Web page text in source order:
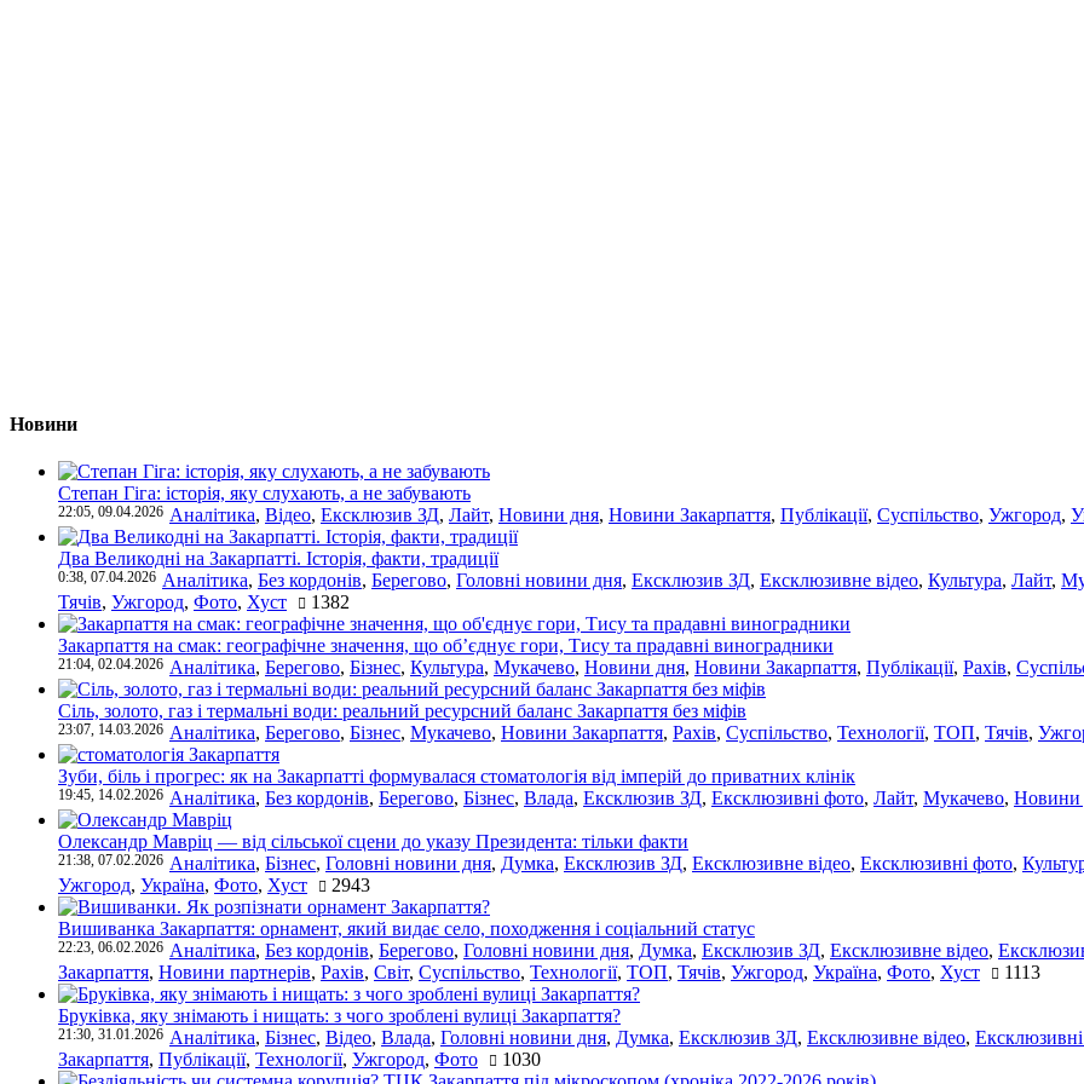
Новини
Степан Гіга: історія, яку слухають, а не забувають
22:05, 09.04.2026 Аналітика, Відео, Ексклюзив ЗД, Лайт, Новини дня, Новини Закарпаття, Публікації, Суспільство, Ужгород,
Два Великодні на Закарпатті. Історія, факти, традиції
0:38, 07.04.2026 Аналітика, Без кордонів, Берегово, Головні новини дня, Ексклюзив ЗД, Ексклюзивне відео, Культура, Лайт,
Тячів, Ужгород, Фото, Хуст 1382
Закарпаття на смак: географічне значення, що об’єднує гори, Тису та прадавні виноградники
21:04, 02.04.2026 Аналітика, Берегово, Бізнес, Культура, Мукачево, Новини дня, Новини Закарпаття, Публікації, Рахів,
Сіль, золото, газ і термальні води: реальний ресурсний баланс Закарпаття без міфів
23:07, 14.03.2026 Аналітика, Берегово, Бізнес, Мукачево, Новини Закарпаття, Рахів, Суспільство, Технології, ТОП, Тячів,
Зуби, біль і прогрес: як на Закарпатті формувалася стоматологія від імперій до приватних клінік
19:45, 14.02.2026 Аналітика, Без кордонів, Берегово, Бізнес, Влада, Ексклюзив ЗД, Ексклюзивні фото, Лайт, Мукачево, Новини
Олександр Мавріц — від сільської сцени до указу Президента: тільки факти
21:38, 07.02.2026 Аналітика, Бізнес, Головні новини дня, Думка, Ексклюзив ЗД, Ексклюзивне відео, Ексклюзивні фото,
Ужгород, Україна, Фото, Хуст 2943
Вишиванка Закарпаття: орнамент, який видає село, походження і соціальний статус
22:23, 06.02.2026 Аналітика, Без кордонів, Берегово, Головні новини дня, Думка, Ексклюзив ЗД, Ексклюзивне відео,
Закарпаття, Новини партнерів, Рахів, Світ, Суспільство, Технології, ТОП, Тячів, Ужгород, Україна, Фото, Хуст 1113
Бруківка, яку знімають і нищать: з чого зроблені вулиці Закарпаття?
21:30, 31.01.2026 Аналітика, Бізнес, Відео, Влада, Головні новини дня, Думка, Ексклюзив ЗД, Ексклюзивне відео,
Закарпаття, Публікації, Технології, Ужгород, Фото 1030